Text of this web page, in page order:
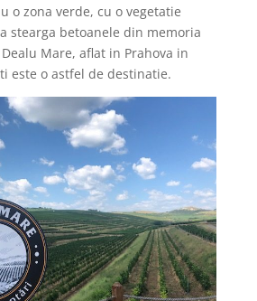
o zona verde, cu o vegetatie
stearga betoanele din memoria
Mare, aflat in Prahova in
este o astfel de destinatie.